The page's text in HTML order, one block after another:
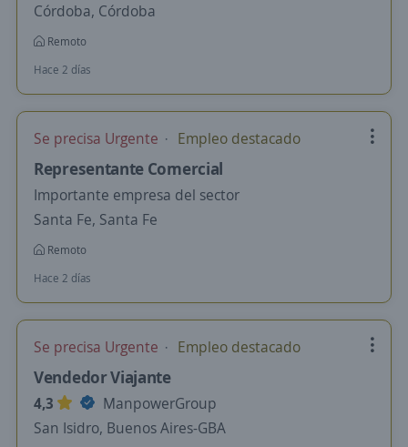
Córdoba, Córdoba
Remoto
Hace 2 días
Se precisa Urgente Empleo destacado
Representante Comercial
Importante empresa del sector
Santa Fe, Santa Fe
Remoto
Hace 2 días
Se precisa Urgente Empleo destacado
Vendedor Viajante
4,3
ManpowerGroup
San Isidro, Buenos Aires-GBA